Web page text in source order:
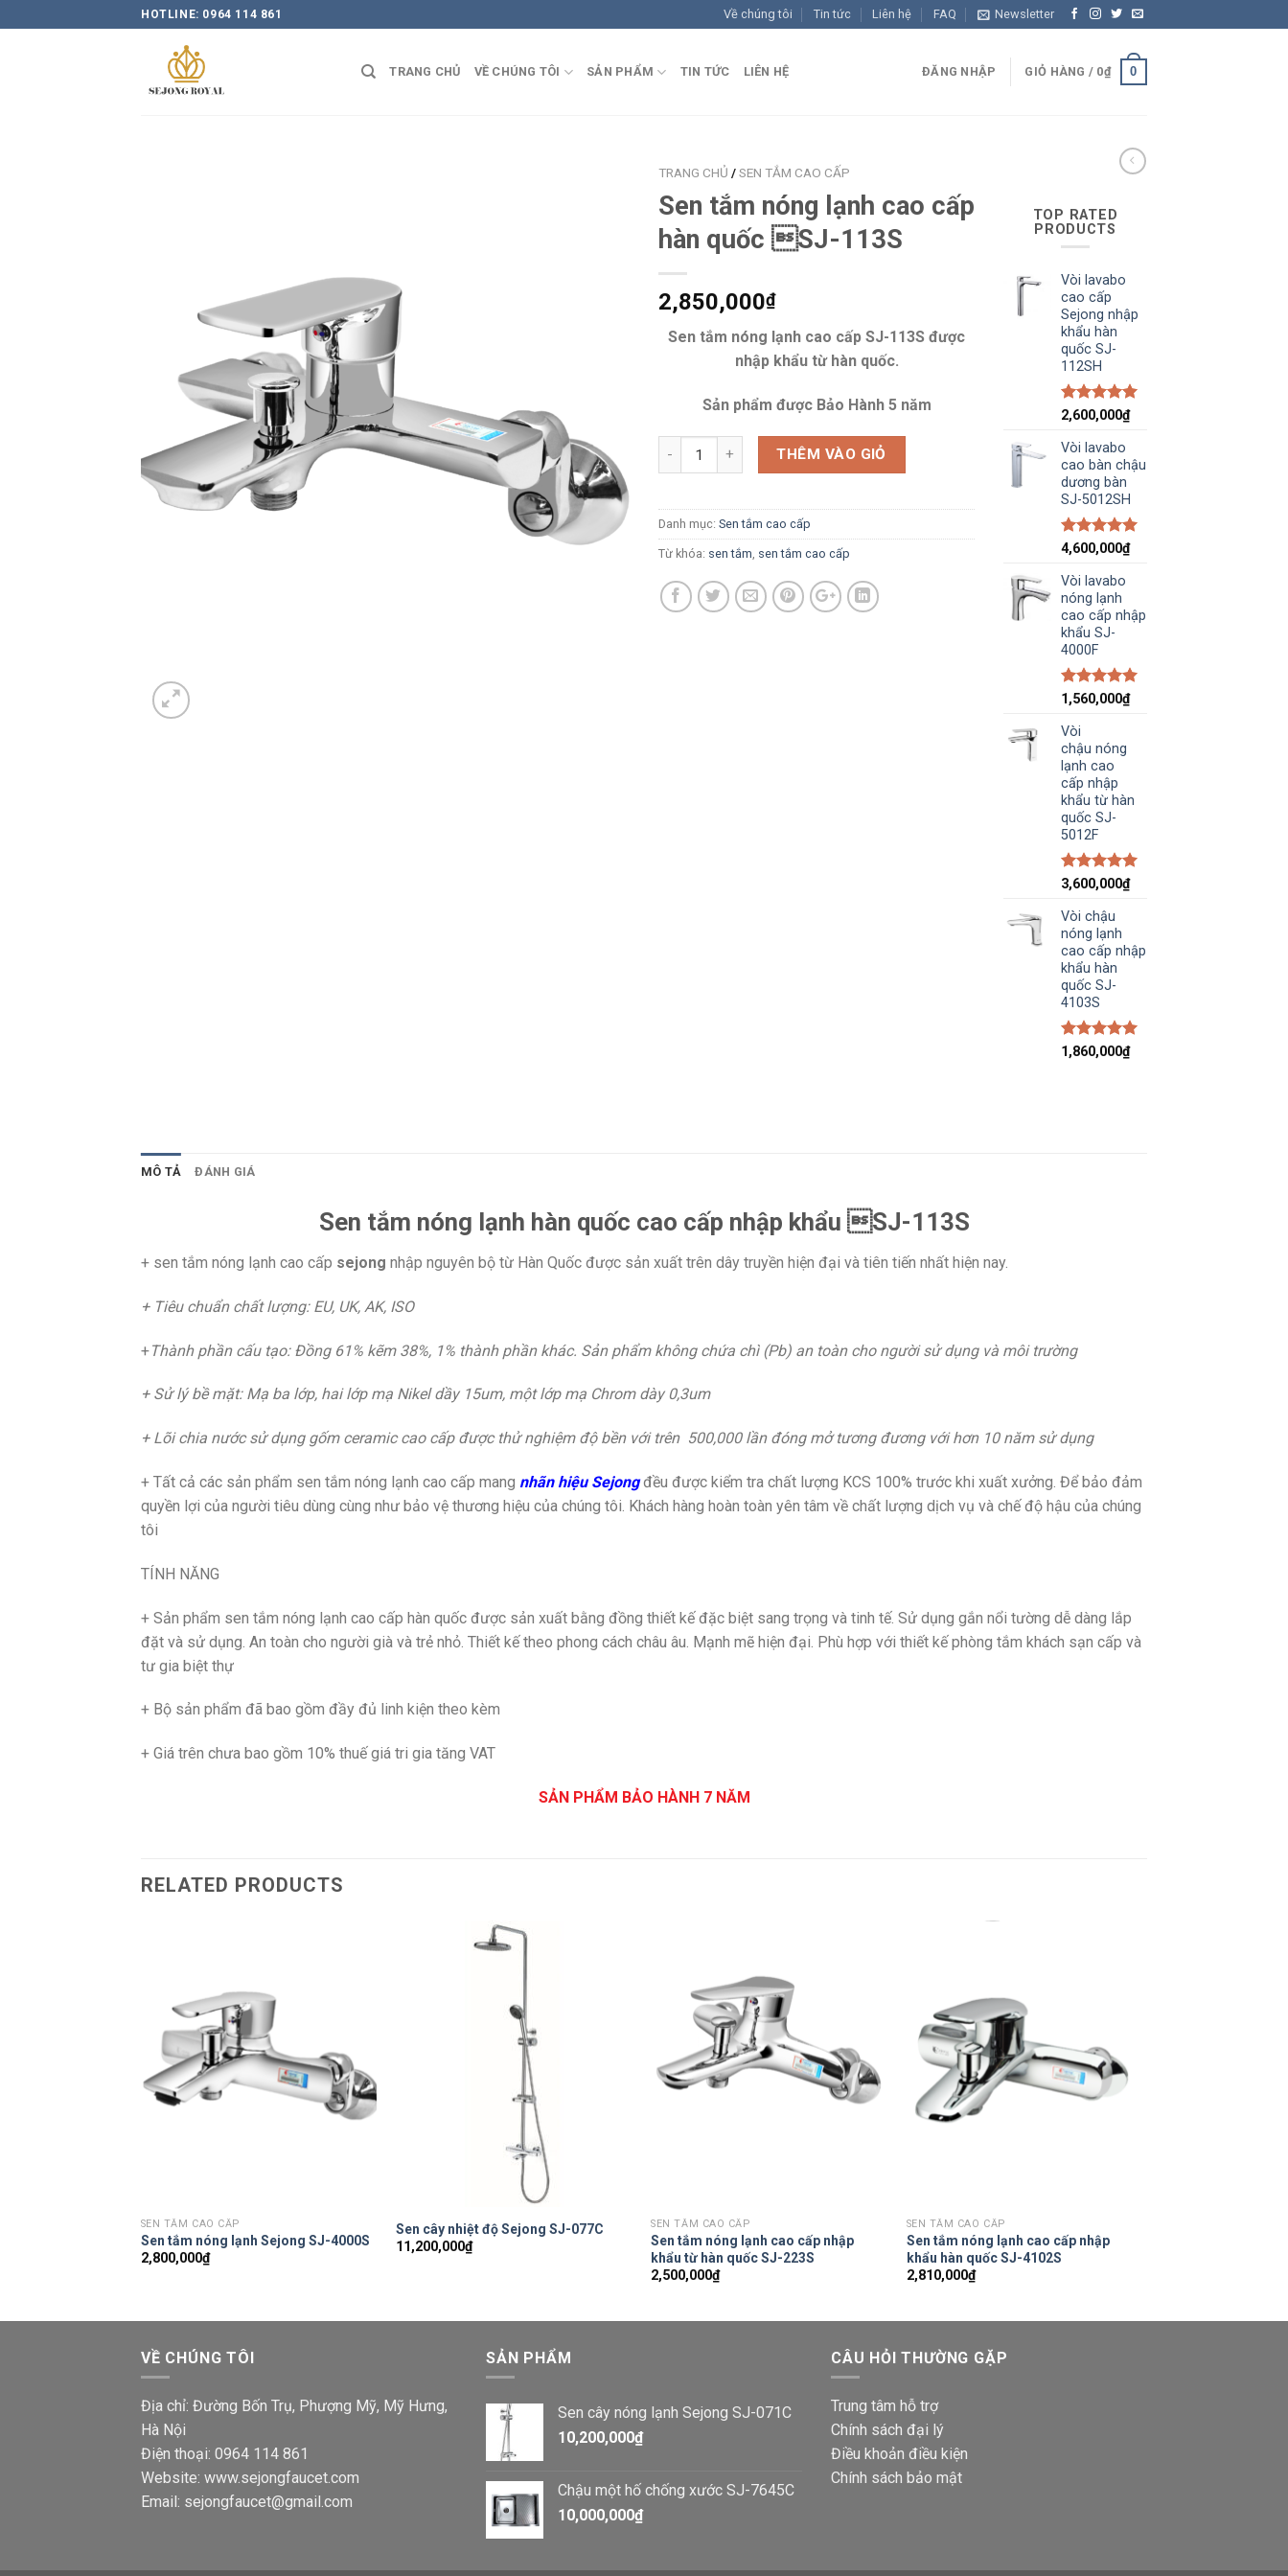
HOTLINE: 0964 114 861 Về chúng tôi Tin tức Liên hệ FAQ Newsletter
TRANG CHỦ VỀ CHÚNG TÔI SẢN PHẨM TIN TỨC LIÊN HỆ ĐĂNG NHẬP GIỎ HÀNG / 0₫ 0
TRANG CHỦ /SEN TẮM CAO CẤP
Sen tắm nóng lạnh cao cấp
hàn quốc SJ-113S
2,850,000₫
Sen tắm nóng lạnh cao cấp SJ-113S được
nhập khẩu từ hàn quốc.
Sản phẩm được Bảo Hành 5 năm
THÊM VÀO GIỎ
Danh mục: Sen tắm cao cấp
Từ khóa: sen tắm, sen tắm cao cấp
TOP RATED
PRODUCTS
Vòi lavabo
cao cấp
Sejong nhập
khẩu hàn
quốc SJ-
112SH
5.00trên 5
2,600,000₫
Vòi lavabo
cao bàn chậu
dương bàn
SJ-5012SH
5.00trên 5
4,600,000₫
Vòi lavabo
nóng lạnh
cao cấp nhập
khẩu SJ-
4000F
5.00trên 5
1,560,000₫
Vòi
chậu nóng
lạnh cao
cấp nhập
khẩu từ hàn
quốc SJ-
5012F
5.00trên 5
3,600,000₫
Vòi chậu
nóng lạnh
cao cấp nhập
khẩu hàn
quốc SJ-
4103S
5.00trên 5
1,860,000₫
MÔ TẢ ĐÁNH GIÁ
Sen tắm nóng lạnh hàn quốc cao cấp nhập khẩu SJ-113S
+ sen tắm nóng lạnh cao cấp sejong nhập nguyên bộ từ Hàn Quốc được sản xuất trên dây truyền hiện đại và tiên tiến nhất hiện nay.
+ Tiêu chuẩn chất lượng: EU, UK, AK, ISO
+Thành phần cấu tạo: Đồng 61% kẽm 38%, 1% thành phần khác. Sản phẩm không chứa chì (Pb) an toàn cho người sử dụng và môi trường
+ Sử lý bề mặt: Mạ ba lớp, hai lớp mạ Nikel dầy 15um, một lớp mạ Chrom dày 0,3um
+ Lõi chia nước sử dụng gốm ceramic cao cấp được thử nghiệm độ bền với trên 500,000 lần đóng mở tương đương với hơn 10 năm sử dụng
+ Tất cả các sản phẩm sen tắm nóng lạnh cao cấp mang nhãn hiệu Sejongđều được kiểm tra chất lượng KCS 100% trước khi xuất xưởng. Để bảo đảm
quyền lợi của người tiêu dùng cùng như bảo vệ thương hiệu của chúng tôi. Khách hàng hoàn toàn yên tâm về chất lượng dịch vụ và chế độ hậu của chúng
tôi
TÍNH NĂNG
+ Sản phẩm sen tắm nóng lạnh cao cấp hàn quốc được sản xuất bằng đồng thiết kế đặc biệt sang trọng và tinh tế. Sử dụng gắn nổi tường dễ dàng lắp
đặt và sử dụng. An toàn cho người già và trẻ nhỏ. Thiết kế theo phong cách châu âu. Mạnh mẽ hiện đại. Phù hợp với thiết kế phòng tắm khách sạn cấp và
tư gia biệt thự
+ Bộ sản phẩm đã bao gồm đầy đủ linh kiện theo kèm
+ Giá trên chưa bao gồm 10% thuế giá tri gia tăng VAT
SẢN PHẨM BẢO HÀNH 7 NĂM
RELATED PRODUCTS
SEN TẮM CAO CẤP
Sen tắm nóng lạnh Sejong SJ-4000S
2,800,000₫
Sen cây nhiệt độ Sejong SJ-077C
11,200,000₫
SEN TẮM CAO CẤP
Sen tắm nóng lạnh cao cấp nhập
khẩu từ hàn quốc SJ-223S
2,500,000₫
SEN TẮM CAO CẤP
Sen tắm nóng lạnh cao cấp nhập
khẩu hàn quốc SJ-4102S
2,810,000₫
VỀ CHÚNG TÔI
Địa chỉ: Đường Bốn Trụ, Phượng Mỹ, Mỹ Hưng,
Hà Nội
Điện thoại: 0964 114 861
Website: www.sejongfaucet.com
Email: sejongfaucet@gmail.com
SẢN PHẨM
Sen cây nóng lạnh Sejong SJ-071C
10,200,000₫
Chậu một hố chống xước SJ-7645C
10,000,000₫
CÂU HỎI THƯỜNG GẶP
Trung tâm hỗ trợ
Chính sách đại lý
Điều khoản điều kiện
Chính sách bảo mật